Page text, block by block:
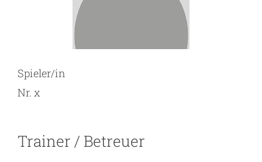
Spieler/in
Nr. x
Trainer / Betreuer